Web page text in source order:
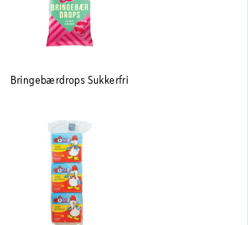
Bringebærdrops Sukkerfri